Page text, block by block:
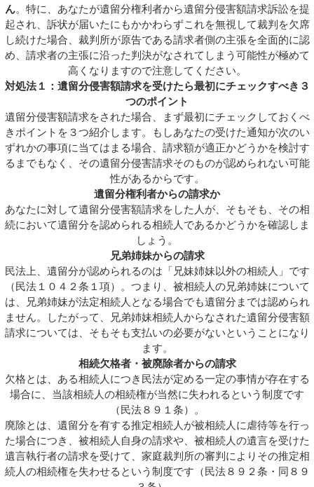
ん。特に、あなたが遺留分権利者から遺留分侵害額請求訴訟を提
起され、訴状が届いたにもかかわらずこれを無視して裁判を欠席
し続けた場合、裁判所が原告である請求者側の主張を全面的に認
め、請求者の主張に沿った判決がなされてしまう可能性が極めて
高くなりますので注意してください。
対処法１：遺留分侵害額請求を受けたら最初にチェックすべき３
つのポイント
遺留分侵害額請求をされた場合、まず最初にチェックしておくべ
きポイントを３つ紹介します。もしあなたの受けた通知が次のい
ずれかの事項に当てはまる場合、請求額が適正かどうかを検討す
るまでもなく、その遺留分侵害請求そのものが認められない可能
性があるからです。
遺留分権利者からの請求か
あなたに対して遺留分侵害額請求をした人が、そもそも、その相
続において遺留分を認められる相続人であるかどうかを確認しま
しょう。
兄弟姉妹からの請求
民法上、遺留分が認められるのは「兄妹姉妹以外の相続人」です
（民法１０４２条１項）。つまり、被相続人の兄弟姉妹について
は、兄弟姉妹が法定相続人となる場合でも遺留分までは認められ
ません。したがって、兄弟姉妹相続人からなされた遺留分侵害額
請求については、そもそも支払いの必要がないということになり
ます。
相続欠格者・被廃除者からの請求
欠格とは、ある相続人につき民法が定める一定の事情が存在する
場合に、当該相続人の相続権が当然に失われるという制度です
（民法８９１条）。
廃除とは、遺留分を有する推定相続人が被相続人に虐待等を行っ
た場合につき、被相続人自身の請求や、被相続人の遺言を受けた
遺言執行者の請求を受けて、家庭裁判所の審判によりその推定相
続人の相続権を失わせるという制度です（民法８９２条・同８９